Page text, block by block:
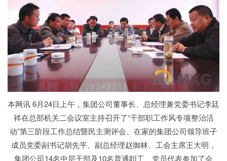
本网讯 6月24日上午，集团公司董事长、总经理兼党委书记李廷
祥在总部机关二会议室主持召开了“干部职工作风专项整治活
动”第三阶段工作总结暨民主测评会。在家的集团公司领导班子
成员党委副书记胡先平、副总经理赵御林、工会主席王大明，
集团公司14名中层干部及10名普通职工、党员代表参加了会